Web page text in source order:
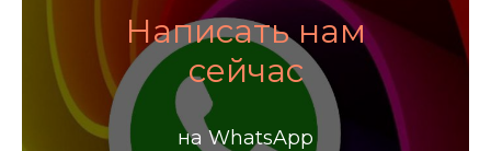
Написать нам
сейчас
на WhatsApp